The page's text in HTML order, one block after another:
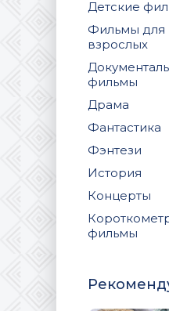
Детские
Фильмы для
взрослых
фильмы
Драма
Фантастика
Фэнтези
История
Концерты
фильмы